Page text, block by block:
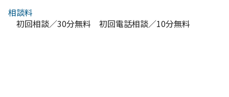
相談料
初回相談／30分無料 初回電話相談／10分無料